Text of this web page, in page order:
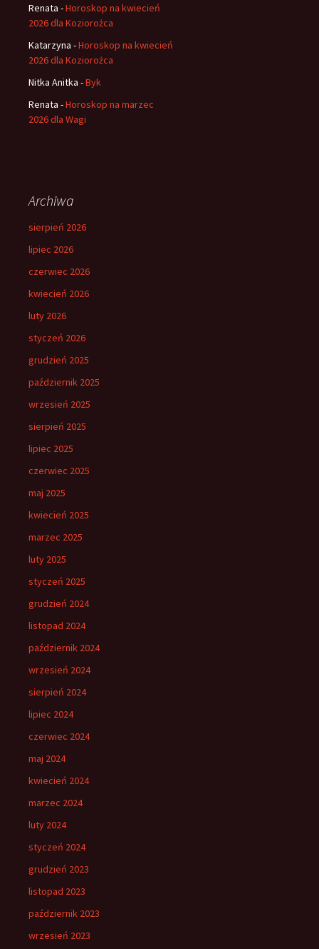
Renata -Horoskop na kwiecień
2026 dla Koziorożca
Katarzyna -Horoskop na kwiecień
2026 dla Koziorożca
Nitka Anitka -Byk
Renata -Horoskop na marzec
2026 dla Wagi
Archiwa
sierpień 2026
lipiec 2026
czerwiec 2026
kwiecień 2026
luty 2026
styczeń 2026
grudzień 2025
październik 2025
wrzesień 2025
sierpień 2025
lipiec 2025
czerwiec 2025
maj 2025
kwiecień 2025
marzec 2025
luty 2025
styczeń 2025
grudzień 2024
listopad 2024
październik 2024
wrzesień 2024
sierpień 2024
lipiec 2024
czerwiec 2024
maj 2024
kwiecień 2024
marzec 2024
luty 2024
styczeń 2024
grudzień 2023
listopad 2023
październik 2023
wrzesień 2023